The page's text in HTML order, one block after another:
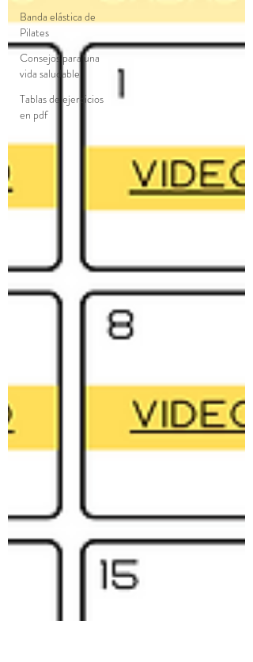
Banda elástica de
Pilates
Consejos para una
vida saludable
Tablas de ejercicios
en pdf